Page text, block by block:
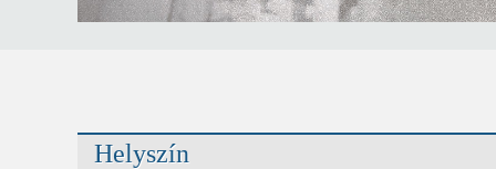
Helyszín